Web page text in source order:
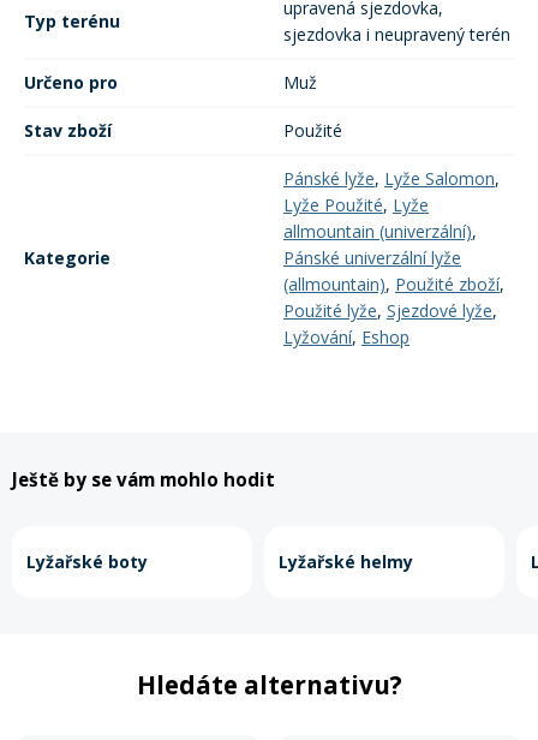
Typ terénu
upravená sjezdovka,
sjezdovka i neupravený terén
Určeno pro Muž
Stav zboží Použité
Kategorie
Pánské lyže, Lyže Salomon,
Lyže Použité, Lyže
allmountain (univerzální),
Pánské univerzální lyže
(allmountain), Použité zboží,
Použité lyže, Sjezdové lyže,
Lyžování, Eshop
Ještě by se vám mohlo hodit
Lyžařské boty Lyžařské helmy
Hledáte alternativu?